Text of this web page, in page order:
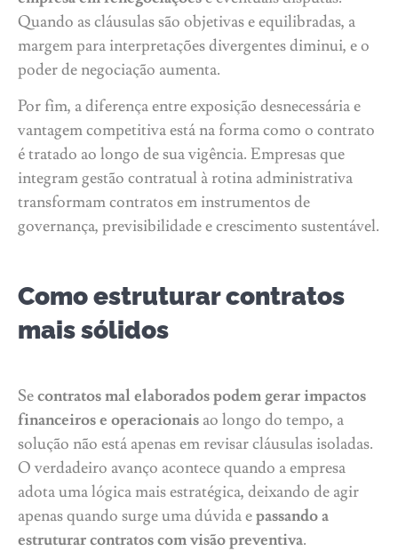
Quando as cláusulas são objetivas e equilibradas, a
margem para interpretações divergentes diminui, e o
poder de negociação aumenta.
Por fim, a diferença entre exposição desnecessária e
vantagem competitiva está na forma como o contrato
é tratado ao longo de sua vigência. Empresas que
integram gestão contratual à rotina administrativa
transformam contratos em instrumentos de
governança, previsibilidade e crescimento sustentável.
Como estruturar contratos
mais sólidos
Secontratos mal elaborados podem gerar impactos
financeiros e operacionais ao longo do tempo, a
solução não está apenas em revisar cláusulas isoladas.
O verdadeiro avanço acontece quando a empresa
adota uma lógica mais estratégica, deixando de agir
apenas quando surge uma dúvida epassando a
estruturar contratos com visão preventiva.